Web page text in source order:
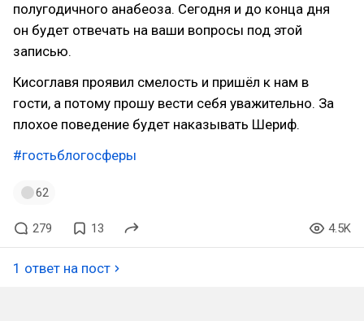
полугодичного анабеоза. Сегодня и до конца дня
он будет отвечать на ваши вопросы под этой
записью.
Кисоглавя проявил смелость и пришёл к нам в
гости, а потому прошу вести себя уважительно. За
плохое поведение будет наказывать Шериф.
#гостьблогосферы
62
279 13 4.5K
1 ответ на пост